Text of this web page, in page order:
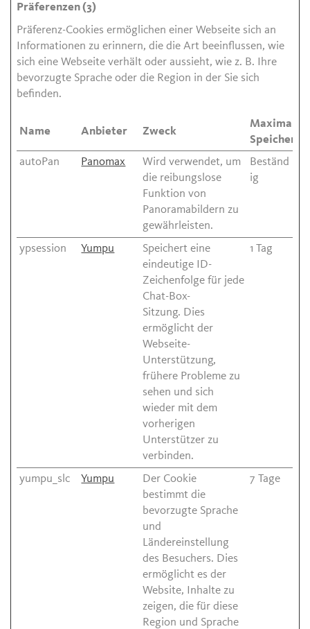
Präferenzen (3)
Präferenz-Cookies ermöglichen einer Webseite sich an
Informationen zu erinnern, die die Art beeinflussen, wie
sich eine Webseite verhält oder aussieht, wie z. B. Ihre
bevorzugte Sprache oder die Region in der Sie sich
befinden.
Name Anbieter Zweck
Maximale
autoPan
Panomax
Wird verwendet, um
die reibungslose
Funktion von
Panoramabildern zu
gewährleisten.
Beständ
ig
ypsession Yumpu
Speichert eine
eindeutige ID-
Zeichenfolge für jede
Chat-Box-
Sitzung. Dies
ermöglicht der
Webseite-
Unterstützung,
frühere Probleme zu
sehen und sich
wieder mit dem
vorherigen
Unterstützer zu
verbinden.
1 Tag
yumpu_slc Yumpu
Der Cookie
bestimmt die
bevorzugte Sprache
und
Ländereinstellung
des Besuchers. Dies
ermöglicht es der
Website, Inhalte zu
zeigen, die für diese
Region und Sprache
7 Tage